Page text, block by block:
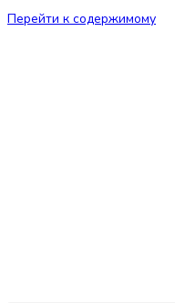
Перейти к содержимому